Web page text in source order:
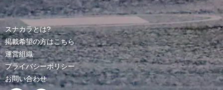
スナカラとは?
掲載希望の方はこちら
運営組織
プライバシーポリシー
お問い合わせ